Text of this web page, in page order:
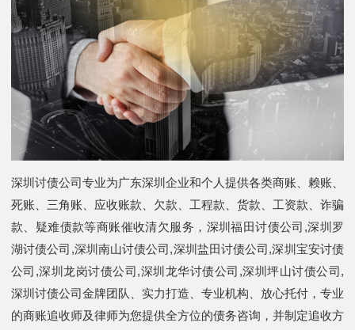
深圳讨债公司专业为广东深圳企业和个人提供各类商账、赖账、
死账、三角账、应收账款、欠款、工程款、货款、工资款、诈骗
款、疑难债款等商账催收清欠服务，深圳福田讨债公司,深圳罗
湖讨债公司,深圳南山讨债公司,深圳盐田讨债公司,深圳宝安讨债
公司,深圳龙岗讨债公司,深圳龙华讨债公司,深圳坪山讨债公司,
深圳讨债公司金牌团队、实力打造、专业机构、放心托付，专业
的商账追收师及律师为您提供全方位的债务咨询，并制定追收方